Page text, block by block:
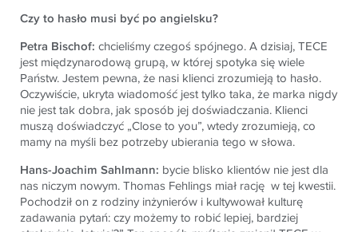
Czy to hasło musi być po angielsku?
Petra Bischof: chcieliśmy czegoś spójnego. A dzisiaj, TECE
jest międzynarodową grupą, w której spotyka się wiele
Państw. Jestem pewna, że nasi klienci zrozumieją to hasło.
Oczywiście, ukryta wiadomość jest tylko taka, że marka nigdy
nie jest tak dobra, jak sposób jej doświadczania. Klienci
muszą doświadczyć „Close to you”, wtedy zrozumieją, co
mamy na myśli bez potrzeby ubierania tego w słowa.
Hans-Joachim Sahlmann: bycie blisko klientów nie jest dla
nas niczym nowym. Thomas Fehlings miał rację w tej kwestii.
Pochodził on z rodziny inżynierów i kultywował kulturę
zadawania pytań: czy możemy to robić lepiej, bardziej